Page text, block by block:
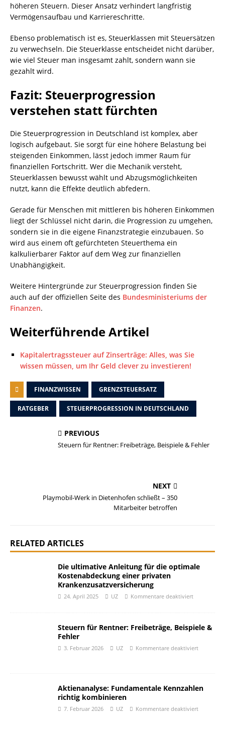
höheren Steuern. Dieser Ansatz verhindert langfristig
Vermögensaufbau und Karriereschritte.
Ebenso problematisch ist es, Steuerklassen mit Steuersätzen
zu verwechseln. Die Steuerklasse entscheidet nicht darüber,
wie viel Steuer man insgesamt zahlt, sondern wann sie
gezahlt wird.
Fazit: Steuerprogression
verstehen statt fürchten
Die Steuerprogression in Deutschland ist komplex, aber
logisch aufgebaut. Sie sorgt für eine höhere Belastung bei
steigenden Einkommen, lässt jedoch immer Raum für
finanziellen Fortschritt. Wer die Mechanik versteht,
Steuerklassen bewusst wählt und Abzugsmöglichkeiten
nutzt, kann die Effekte deutlich abfedern.
Gerade für Menschen mit mittleren bis höheren Einkommen
liegt der Schlüssel nicht darin, die Progression zu umgehen,
sondern sie in die eigene Finanzstrategie einzubauen. So
wird aus einem oft gefürchteten Steuerthema ein
kalkulierbarer Faktor auf dem Weg zur finanziellen
Unabhängigkeit.
Weitere Hintergründe zur Steuerprogression finden Sie
auch auf der offiziellen Seite des Bundesministeriums der
Finanzen.
Weiterführende Artikel
Kapitalertragssteuer auf Zinserträge: Alles, was Sie
wissen müssen, um Ihr Geld clever zu investieren!
FINANZWISSEN GRENZSTEUERSATZ
RATGEBER STEUERPROGRESSION IN DEUTSCHLAND
PREVIOUS
Steuern für Rentner: Freibeträge, Beispiele & Fehler
NEXT
Playmobil-Werk in Dietenhofen schließt – 350
Mitarbeiter betroffen
RELATED ARTICLES
Die ultimative Anleitung für die optimale
Kostenabdeckung einer privaten
Krankenzusatzversicherung
24. April 2025 UZ Kommentare deaktiviert
Steuern für Rentner: Freibeträge, Beispiele &
Fehler
3. Februar 2026 UZ Kommentare deaktiviert
Aktienanalyse: Fundamentale Kennzahlen
richtig kombinieren
7. Februar 2026 UZ Kommentare deaktiviert